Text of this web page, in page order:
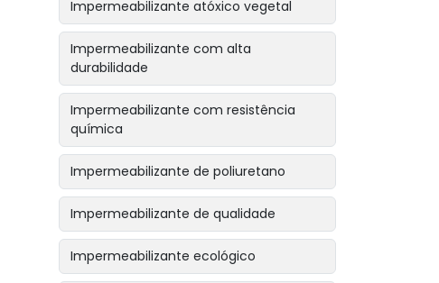
Impermeabilizante atóxico vegetal
Impermeabilizante com alta
durabilidade
Impermeabilizante com resistência
química
Impermeabilizante de poliuretano
Impermeabilizante de qualidade
Impermeabilizante ecológico